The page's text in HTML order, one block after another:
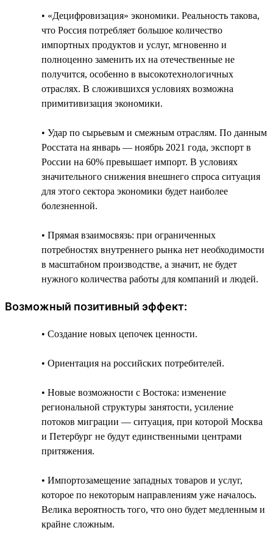
• «Децифровизация» экономики. Реальность такова,
что Россия потребляет большое количество
импортных продуктов и услуг, мгновенно и
полноценно заменить их на отечественные не
получится, особенно в высокотехнологичных
отраслях. В сложившихся условиях возможна
примитивизация экономики.
• Удар по сырьевым и смежным отраслям. По данным
Росстата на январь — ноябрь 2021 года, экспорт в
России на 60% превышает импорт. В условиях
значительного снижения внешнего спроса ситуация
для этого сектора экономики будет наиболее
болезненной.
• Прямая взаимосвязь: при ограниченных
потребностях внутреннего рынка нет необходимости
в масштабном производстве, а значит, не будет
нужного количества работы для компаний и людей.
Возможный позитивный эффект:
• Создание новых цепочек ценности.
• Ориентация на российских потребителей.
• Новые возможности с Востока: изменение
региональной структуры занятости, усиление
потоков миграции — ситуация, при которой Москва
и Петербург не будут единственными центрами
притяжения.
• Импортозамещение западных товаров и услуг,
которое по некоторым направлениям уже началось.
Велика вероятность того, что оно будет медленным и
крайне сложным.